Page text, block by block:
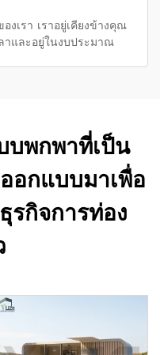
เรา เราอยู่เคียงข้างคุณ
าและอยู่ในงบประมาณ
บพกพาที่เป็น
อกแบบมาเพื่อ
รกิจการท่อง